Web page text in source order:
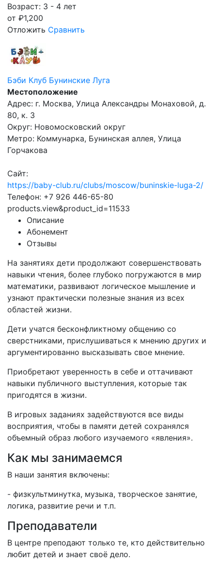
Возраст: 3 - 4 лет
от ₽1,200
Отложить Сравнить
Бэби Клуб Бунинские Луга
Местоположение
Адрес: г. Москва, Улица Александры Монаховой, д.
80, к. 3
Округ: Новомосковский округ
Метро: Коммунарка, Бунинская аллея, Улица
Горчакова
Сайт:
https://baby-club.ru/clubs/moscow/buninskie-luga-2/
Телефон: +7 926 446-65-80
products.view&product_id=11533
Описание
Абонемент
Отзывы
На занятиях дети продолжают совершенствовать
навыки чтения, более глубоко погружаются в мир
математики, развивают логическое мышление и
узнают практически полезные знания из всех
областей жизни.
Дети учатся бесконфликтному общению со
сверстниками, прислушиваться к мнению других и
аргументированно высказывать свое мнение.
Приобретают уверенность в себе и оттачивают
навыки публичного выступления, которые так
пригодятся в жизни.
В игровых заданиях задействуются все виды
восприятия, чтобы в памяти детей сохранялся
объемный образ любого изучаемого «явления».
Как мы занимаемся
В наши занятия включены:
- физкультминутка, музыка, творческое занятие,
логика, развитие речи и т.п.
Преподаватели
В центре преподают только те, кто действительно
любит детей и знает своё дело.